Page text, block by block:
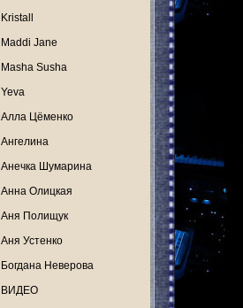
Kristall
Maddi Jane
Masha Susha
Yeva
Алла Цёменко
Ангелина
Анечка Шумарина
Анна Олицкая
Аня Полищук
Аня Устенко
Богдана Неверова
ВИДЕО